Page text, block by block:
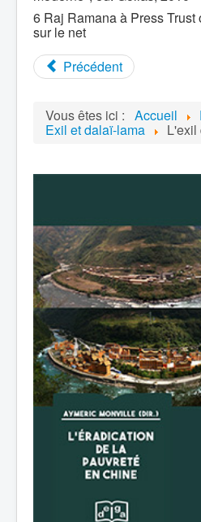
6 Raj Ramana à Press Trust
sur le net
Précédent
Vous êtes ici : Accueil
Exil et dalaï-lama L'exil